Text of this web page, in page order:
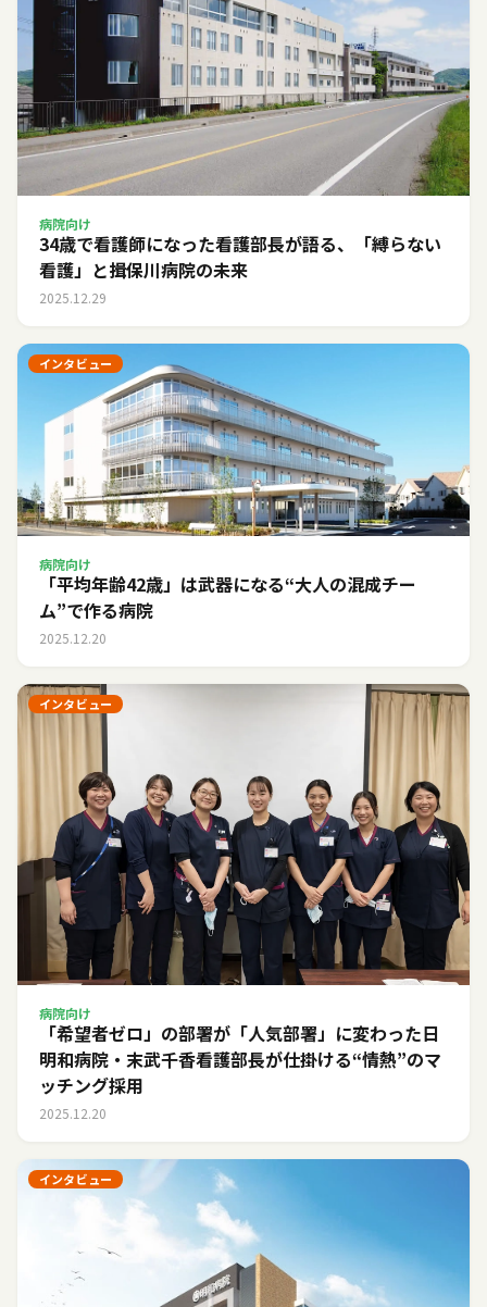
病院向け
34歳で看護師になった看護部長が語る、「縛らない
看護」と揖保川病院の未来
2025.12.29
インタビュー
病院向け
「平均年齢42歳」は武器になる――“大人の混成チー
ム”で作る病院
2025.12.20
インタビュー
病院向け
「希望者ゼロ」の部署が「人気部署」に変わった日――
明和病院・末武千香看護部長が仕掛ける“情熱”のマ
ッチング採用
2025.12.20
インタビュー